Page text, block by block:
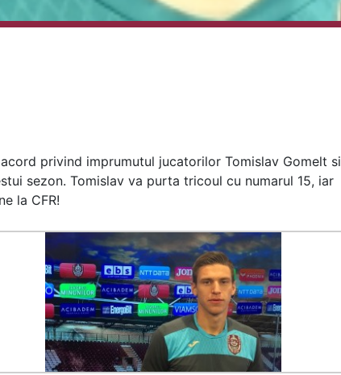
privind imprumutul jucatorilor Tomislav Gomelt si
sezon. Tomislav va purta tricoul cu numarul 15, iar
la CFR!